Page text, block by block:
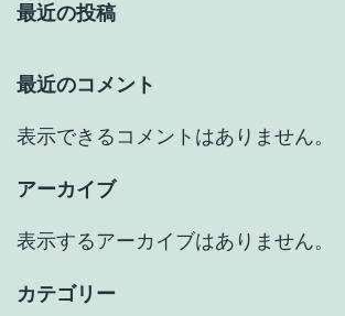
最近の投稿
最近のコメント
表示できるコメントはありません。
アーカイブ
表示するアーカイブはありません。
カテゴリー